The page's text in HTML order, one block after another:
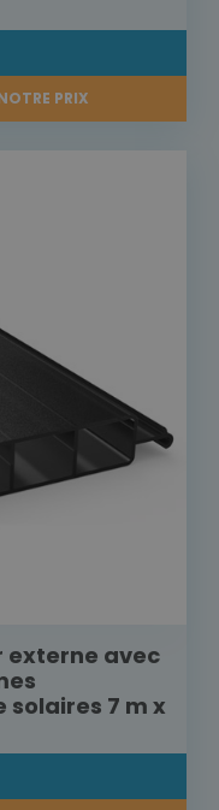
PRIX
externe avec
7 m x